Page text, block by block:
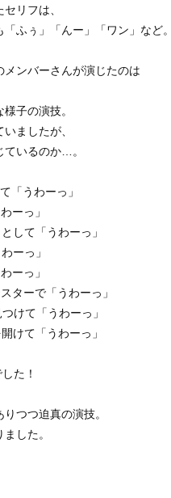
リフは、
「ふぅ」「んー」「ワン」など。
メンバーさんが演じたのは
子の演技。
ましたが、
ているのか…。
「うわーっ」
ーっ」
して「うわーっ」
ーっ」
ーっ」
ターで「うわーっ」
けて「うわーっ」
けて「うわーっ」
た！
つつ迫真の演技。
した。